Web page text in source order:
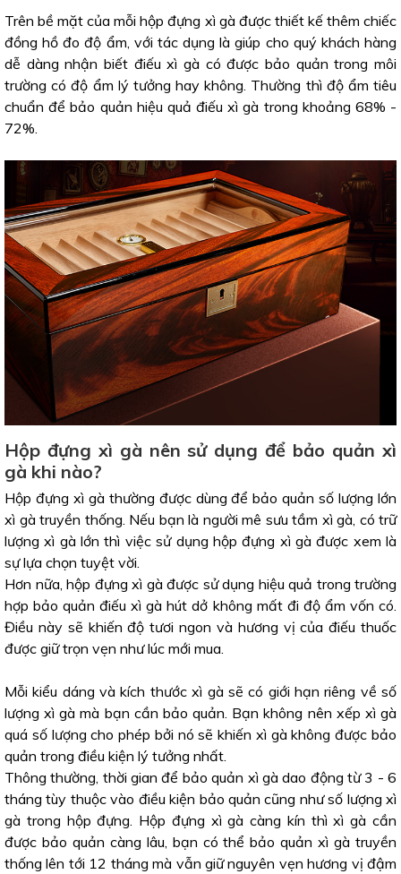
Trên bề mặt của mỗi hộp đựng xì gà được thiết kế thêm chiếc
đồng hồ đo độ ẩm, với tác dụng là giúp cho quý khách hàng
dễ dàng nhận biết điếu xì gà có được bảo quản trong môi
trường có độ ẩm lý tưởng hay không. Thường thì độ ẩm tiêu
chuẩn để bảo quản hiệu quả điếu xì gà trong khoảng 68% -
72%.
Hộp đựng xì gà nên sử dụng để bảo quản xì
gà khi nào?
Hộp đựng xì gà thường được dùng để bảo quản số lượng lớn
xì gà truyền thống. Nếu bạn là người mê sưu tầm xì gà, có trữ
lượng xì gà lớn thì việc sử dụng hộp đựng xì gà được xem là
sự lựa chọn tuyệt vời.
Hơn nữa, hộp đựng xì gà được sử dụng hiệu quả trong trường
hợp bảo quản điếu xì gà hút dở không mất đi độ ẩm vốn có.
Điều này sẽ khiến độ tươi ngon và hương vị của điếu thuốc
được giữ trọn vẹn như lúc mới mua.
Mỗi kiểu dáng và kích thước xì gà sẽ có giới hạn riêng về số
lượng xì gà mà bạn cần bảo quản. Bạn không nên xếp xì gà
quá số lượng cho phép bởi nó sẽ khiến xì gà không được bảo
quản trong điều kiện lý tưởng nhất.
Thông thường, thời gian để bảo quản xì gà dao động từ 3 - 6
tháng tùy thuộc vào điều kiện bảo quản cũng như số lượng xì
gà trong hộp đựng. Hộp đựng xì gà càng kín thì xì gà cần
được bảo quản càng lâu, bạn có thể bảo quản xì gà truyền
thống lên tới 12 tháng mà vẫn giữ nguyên vẹn hương vị đậm